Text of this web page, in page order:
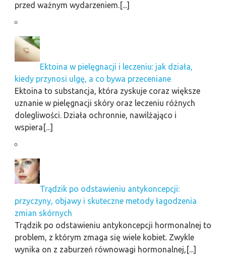
przed ważnym wydarzeniem.[...]
Ektoina w pielęgnacji i leczeniu: jak działa,
kiedy przynosi ulgę, a co bywa przeceniane
Ektoina to substancja, która zyskuje coraz większe
uznanie w pielęgnacji skóry oraz leczeniu różnych
dolegliwości. Działa ochronnie, nawilżająco i
wspiera[...]
Trądzik po odstawieniu antykoncepcji:
przyczyny, objawy i skuteczne metody łagodzenia
zmian skórnych
Trądzik po odstawieniu antykoncepcji hormonalnej to
problem, z którym zmaga się wiele kobiet. Zwykle
wynika on z zaburzeń równowagi hormonalnej,[...]